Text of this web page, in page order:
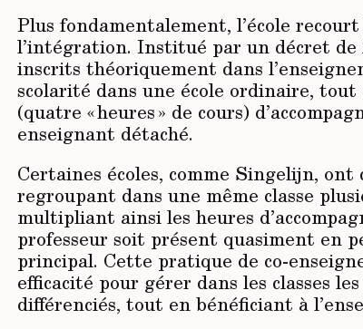
Plus fondamentalement, l’école
l’intégration. Institué par un décret de
inscrits théoriquement dans
scolarité dans une école ordinaire,
(quatre « heures » de cours)
enseignant détaché.
Certaines écoles, comme Singelijn, ont
regroupant dans une même classe
multipliant ainsi les heures
professeur soit présent quasiment en
principal. Cette pratique de co-
efficacité pour gérer dans les classes
différenciés, tout en bénéficiant à